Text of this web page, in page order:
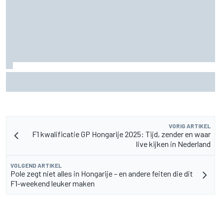
VORIG ARTIKEL
F1 kwalificatie GP Hongarije 2025: Tijd, zender en waar
live kijken in Nederland
VOLGEND ARTIKEL
Pole zegt niet alles in Hongarije – en andere feiten die dit
F1-weekend leuker maken